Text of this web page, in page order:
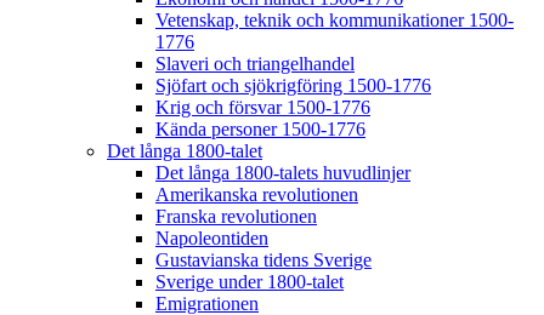
Vetenskap, teknik och kommunikationer 1500-
1776
Slaveri och triangelhandel
Sjöfart och sjökrigföring 1500-1776
Krig och försvar 1500-1776
Kända personer 1500-1776
Det långa 1800-talet
Det långa 1800-talets huvudlinjer
Amerikanska revolutionen
Franska revolutionen
Napoleontiden
Gustavianska tidens Sverige
Sverige under 1800-talet
Emigrationen